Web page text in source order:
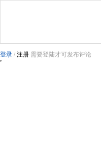
登录 / 注册 需要登陆才可发布评论